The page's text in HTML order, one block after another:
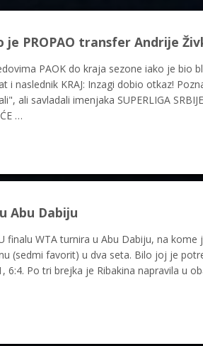
je PROPAO transfer Andrije
PAOK do kraja sezone iako je bio
i naslednik KRAJ: Inzagi dobio otkaz!
ali savladali imenjaka SUPERLIGA
…
Abu Dabiju
finalu WTA turnira u Abu Dabiju, na kome
(sedmi favorit) u dva seta. Bilo joj je
Po tri brejka je Ribakina napravila u